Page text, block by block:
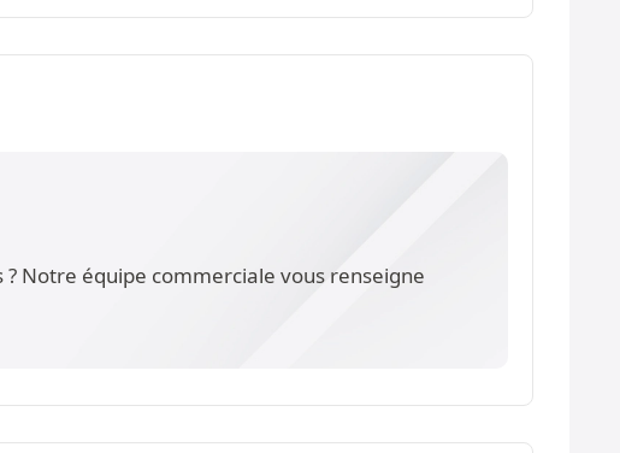
Notre équipe commerciale vous renseigne